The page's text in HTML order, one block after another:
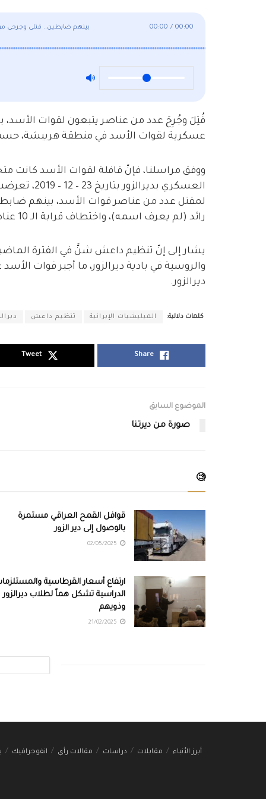
بينهم ضابطين.. قتلى وجرحى 00:00 / 00:00
قُتِلَ وجُرِحَ عدد من عناصر يتبعون لقوات
عسكرية لقوات الأسد في منطقة هريبشة، حسب
ووفق مراسلنا، فإنّ قافلة لقوات الأسد كانت
العسكري
لمقتل عدد من عناصر قوات الأسد، بينهم
رائد (لم يعرف اسمه)، واختطاف قرابة الـ 10 عناصر من القافلة.
يشار إلى إنّ تنظيم داعش شنَّ في الفترة
والروسية في بادية ديرالزور، ما أجبر قوات
ديرالزور.
كلمات دلالية: الميليشيات الإيرانية تنظيم داعش
Share
Tweet
الموضوع السابق
صورة من ديرتنا
🧐
قوافل القمح العراقي مستمرة
بالوصول إلى دير الزور
ارتفاع أسعار القرطاسية
الدراسية تشكل هماً لطلاب ديرالزور
وذويهم
أبرز الأنباء مقابلات دراسات مقالات رأي انفوجرافيك